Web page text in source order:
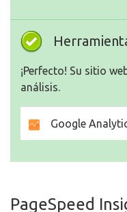
¡Perfecto! Su sitio
análisis.
Google
PageSpeed